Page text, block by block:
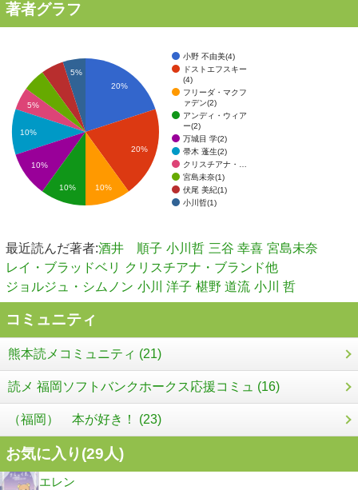
著者グラフ
小野 不由美(4)
ドストエフスキー
(4)
フリーダ・マクフ
ァデン(2)
アンディ・ウィア
ー(2)
万城目 学(2)
帚木 蓬生(2)
クリスチアナ・…
宮島未奈(1)
伏尾 美紀(1)
小川哲(1)
20%
20%
5%
5%
10%
10%
10% 10%
最近読んだ著者:酒井 順子 小川哲 三谷 幸喜 宮島未奈
レイ・ブラッドベリ
クリスチアナ・ブランド他
ジョルジュ・シムノン 小川 洋子 椹野 道流 小川 哲
コミュニティ
熊本読メコミュニティ (21)
読メ 福岡ソフトバンクホークス応援コミュ (16)
（福岡） 本が好き！ (23)
お気に入り(29人)
エレン